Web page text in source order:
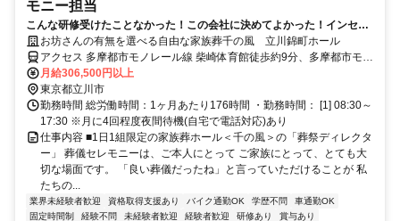
モニー担当
こんな研修受けたことなかった！この会社に決めてよかった！インセン
ティブがなくてホスピタリティ発揮。書類がなくても面接します！
お坊さんの有無を選べる自由な家族葬千の風 立川錦町ホール
アクセス 多摩都市モノレール線 柴崎体育館徒歩約9分、多摩都市モノ
レール線 甲州街道徒歩約15分、多摩都市モノレール線 立川南徒歩約
17分
月給306,500円以上
東京都立川市
勤務時間 総労働時間：1ヶ月あたり176時間 ・勤務時間： [1] 08:30～
17:30 ※月に4回程度夜間待機(自宅で電話対応)あり
仕事内容 ■1日1組限定の家族葬ホール＜千の風＞の「葬祭ディレクタ
ー」 葬儀セレモニーは、ご本人にとって ご家族にとって、とても大
切な場面です。 「良い葬儀だったね」と言っていただけることが 私
たちの...
業界未経験者歓迎 資格取得支援あり バイク通勤OK 学歴不問
車通勤OK
固定時間制
経験不問 未経験者歓迎 経験者歓迎 研修あり
賞与あり